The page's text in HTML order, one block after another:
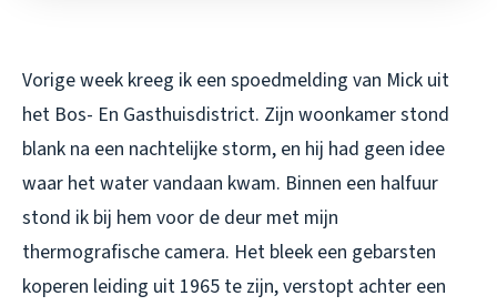
Vorige week kreeg ik een spoedmelding van Mick uit
het Bos- En Gasthuisdistrict. Zijn woonkamer stond
blank na een nachtelijke storm, en hij had geen idee
waar het water vandaan kwam. Binnen een halfuur
stond ik bij hem voor de deur met mijn
thermografische camera. Het bleek een gebarsten
koperen leiding uit 1965 te zijn, verstopt achter een